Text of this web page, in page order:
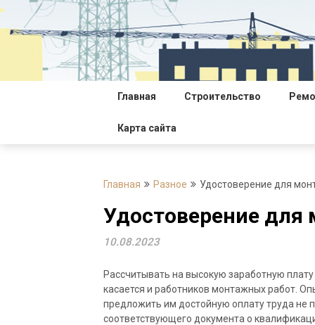
Перейти
содержимому
Главная Строительство
Карта сайта
Главная Разное Удостоверение для
Удостоверение
10.08.2023
Рассчитывать на высокую заработную
касается и работников монтажных работ.
предложить им достойную оплату труда не
соответствующего документа о